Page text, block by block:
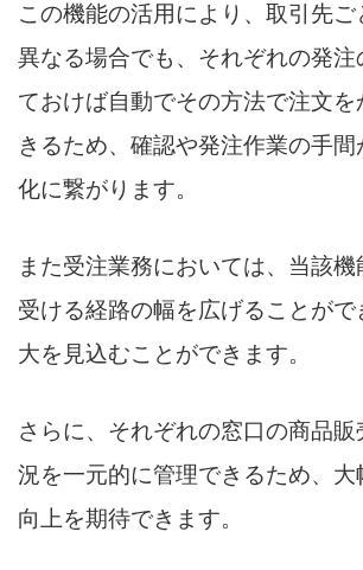
この機能の活用により、取引先
異なる場合でも、それぞれの発注
ておけば自動でその方法で注文
きるため、確認や発注作業の手
化に繋がります。
また受注業務においては、当該
受ける経路の幅を広げることが
大を見込むことができます。
さらに、それぞれの窓口の商品
況を一元的に管理できるため、大
向上を期待できます。